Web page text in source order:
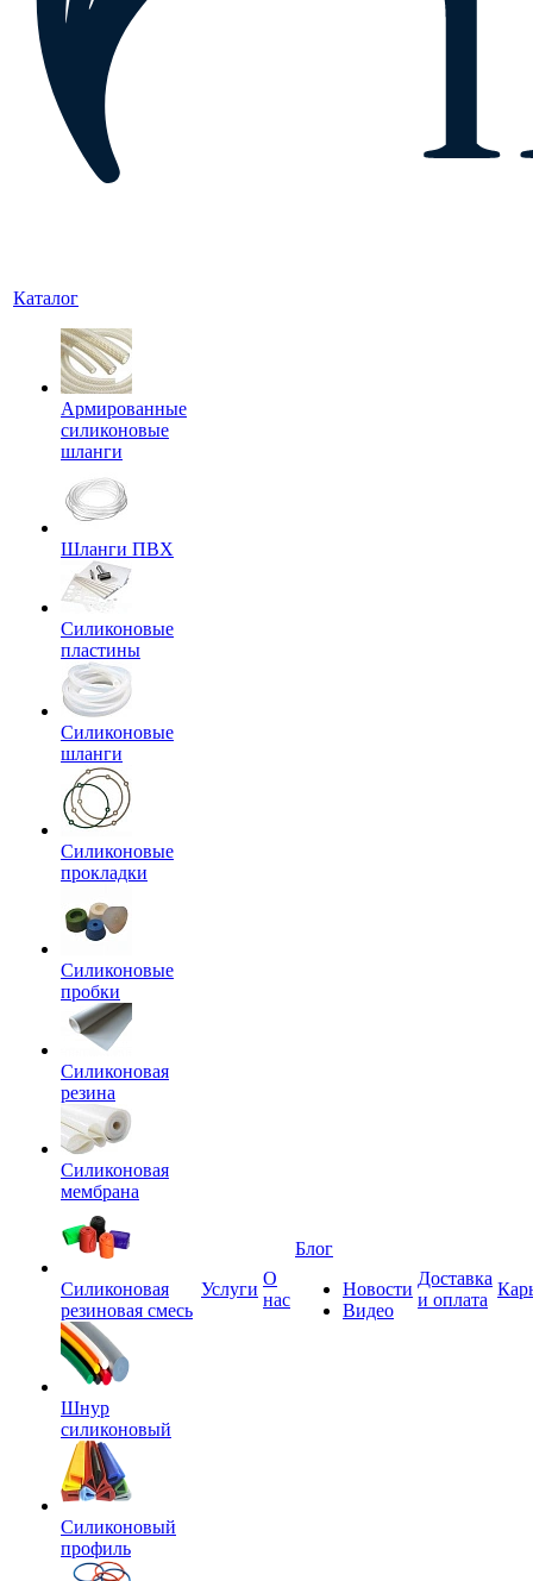
Каталог
Армированные
силиконовые
шланги
Шланги ПВХ
Силиконовые
пластины
Силиконовые
шланги
Силиконовые
прокладки
Силиконовые
пробки
Силиконовая
резина
Силиконовая
мембрана
Силиконовая
резиновая смесь
Шнур
силиконовый
Силиконовый
профиль
Услуги
О
нас
Блог
Новости
Видео
Доставка
и оплата